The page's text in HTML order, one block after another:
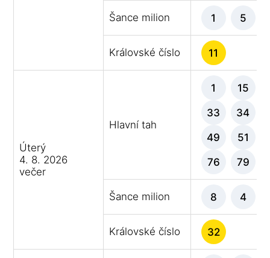
Šance milion 1 5
Královské číslo 11
Úterý
4. 8. 2026
večer
Hlavní tah
1 15
33 34
49 51
76 79
Šance milion 8 4
Královské číslo 32